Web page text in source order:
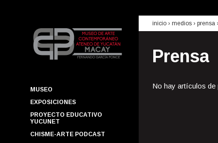
MUSEO
EXPOSICIONES
PROYECTO EDUCATIVO
YUCUNET
CHISME-ARTE PODCAST
inicio › medios › prensa
Prensa
No hay artículos de